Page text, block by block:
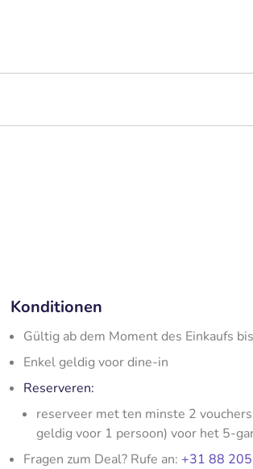
Konditionen
Gültig ab dem Moment des Einkaufs
Enkel geldig voor dine-in
Reserveren:
reserveer met ten minste 2
geldig voor 1 persoon) voor het 5-
Fragen zum Deal? Rufe an: +31 88